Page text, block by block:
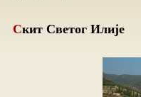
Скит Светог Илије